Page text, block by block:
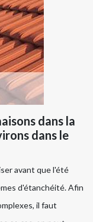
dans la
dans le
avant que l'été
d'étanchéité. Afin
il faut